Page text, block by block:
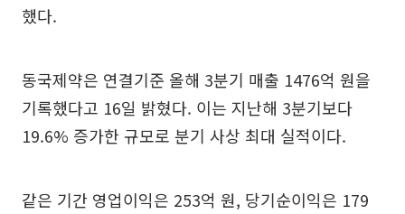
했다.
동국제약은 연결기준 올해 3분기 매출 1476억 원을
기록했다고 16일 밝혔다. 이는 지난해 3분기보다
19.6% 증가한 규모로 분기 사상 최대 실적이다.
같은 기간 영업이익은 253억 원, 당기순이익은 179